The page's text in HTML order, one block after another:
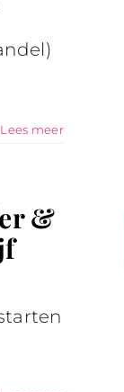
Lees meer
&